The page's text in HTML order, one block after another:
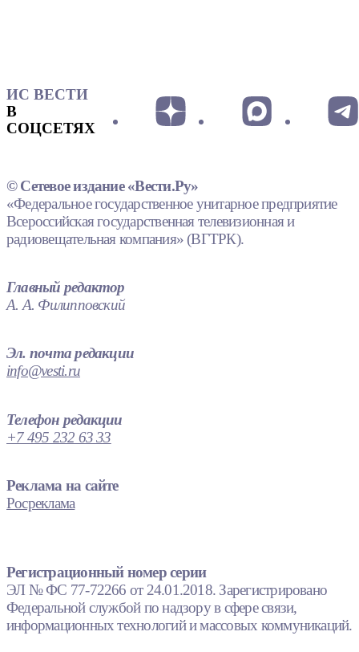
ИС ВЕСТИ
В
СОЦСЕТЯХ
© Сетевое издание «Вести.Ру»
«Федеральное государственное унитарное предприятие
Всероссийская государственная телевизионная и
радиовещательная компания» (ВГТРК).
Главный редактор
А. А. Филипповский
Эл. почта редакции
info@vesti.ru
Телефон редакции
+7 495 232 63 33
Реклама на сайте
Росреклама
Регистрационный номер серии
ЭЛ № ФС 77-72266 от 24.01.2018. Зарегистрировано
Федеральной службой по надзору в сфере связи,
информационных технологий и массовых коммуникаций.